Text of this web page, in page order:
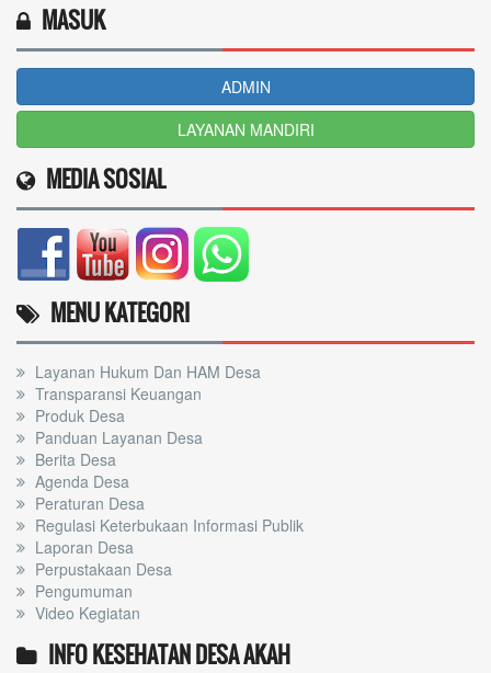
MASUK
ADMIN
LAYANAN MANDIRI
MEDIA SOSIAL
MENU KATEGORI
Layanan Hukum Dan HAM Desa
Transparansi Keuangan
Produk Desa
Panduan Layanan Desa
Berita Desa
Agenda Desa
Peraturan Desa
Regulasi Keterbukaan Informasi Publik
Laporan Desa
Perpustakaan Desa
Pengumuman
Video Kegiatan
INFO KESEHATAN DESA AKAH